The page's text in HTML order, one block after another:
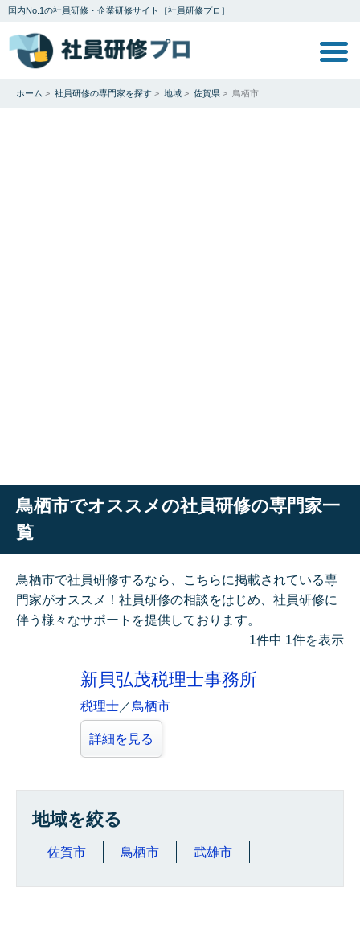
国内No.1の社員研修・企業研修サイト［社員研修プロ］
ホーム > 社員研修の専門家を探す > 地域 > 佐賀県 > 鳥栖市
鳥栖市でオススメの社員研修の専門家一
覧
鳥栖市で社員研修するなら、こちらに掲載されている専
門家がオススメ！社員研修の相談をはじめ、社員研修に
伴う様々なサポートを提供しております。
1件中 1件を表示
新貝弘茂税理士事務所
税理士／鳥栖市
詳細を見る
地域を絞る
佐賀市 鳥栖市 武雄市